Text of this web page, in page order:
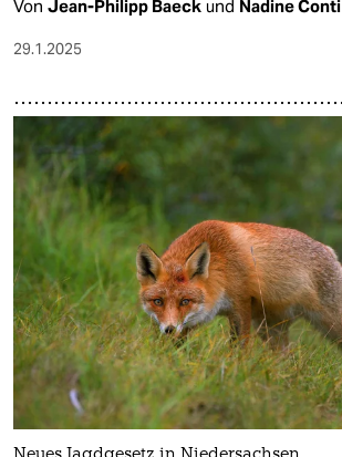
Von Jean-Philipp Baeck und Nadine Conti
29.1.2025